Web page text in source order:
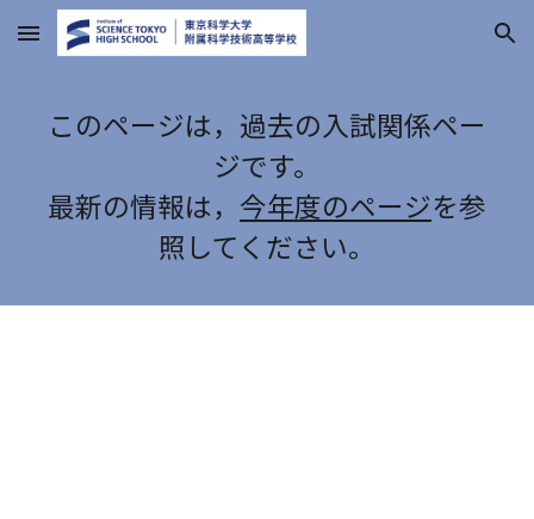
Skip to main content Skip to navigation
このページは，過去の入試関係ペー
ジです。
最新の情報は， 今年度のページを参
照してください。